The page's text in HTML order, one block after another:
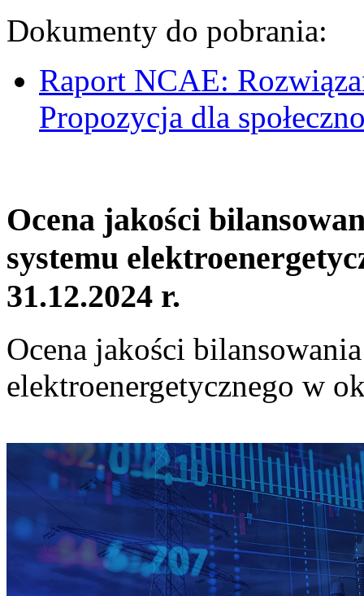
Dokumenty do pobrania:
Raport NCAE:
Propozycja dla
Ocena jakości
systemu
31.12.2024 r.
Ocena jakości
elektroenergetycznego w